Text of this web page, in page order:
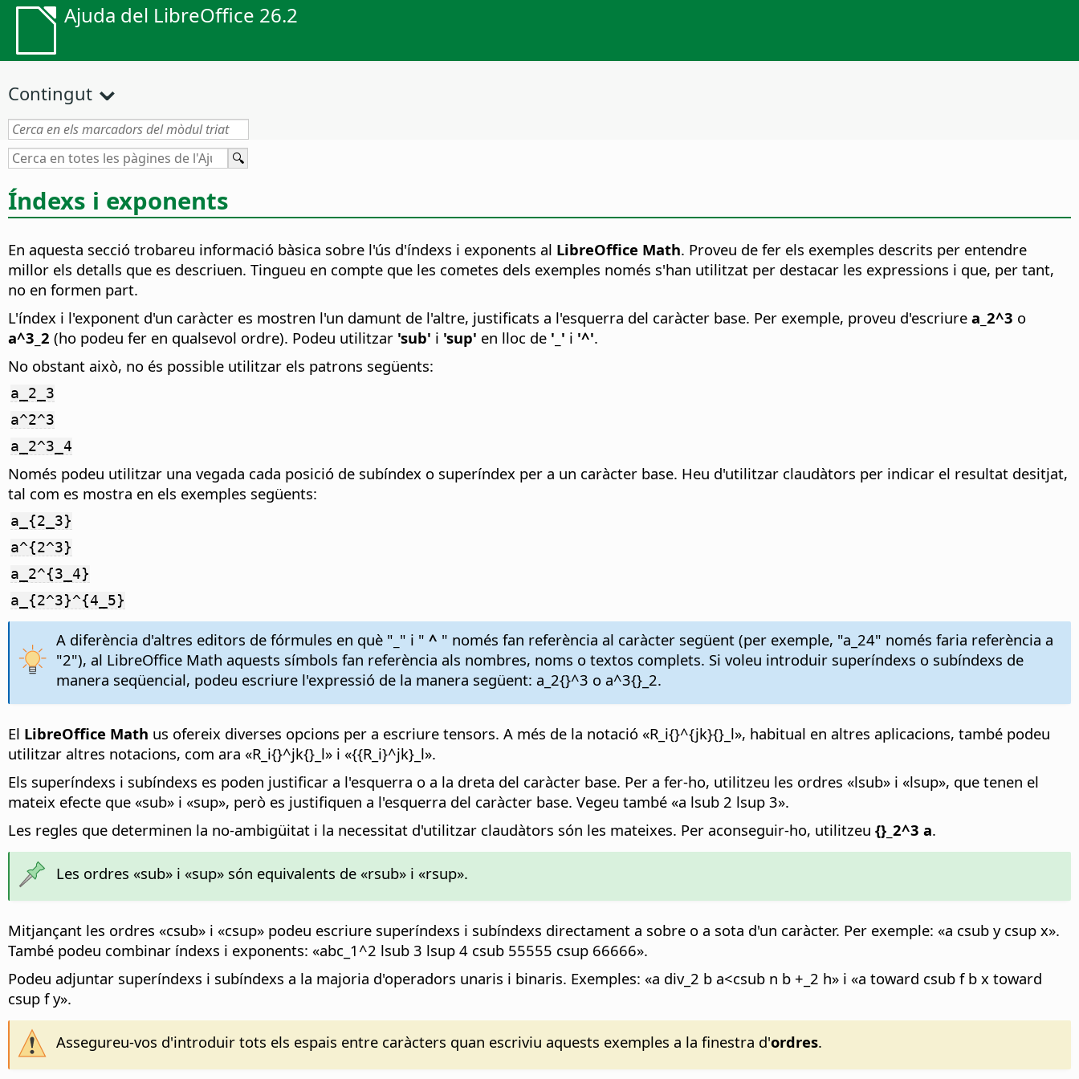
Ajuda del LibreOffice 26.2
Contingut
Índexs i exponents
En aquesta secció trobareu informació bàsica sobre l'ús d'índexs i exponents al LibreOffice Math. Proveu de fer els exemples descrits per entendre
millor els detalls que es descriuen. Tingueu en compte que les cometes dels exemples només s'han utilitzat per destacar les expressions i que, per tant,
no en formen part.
L'índex i l'exponent d'un caràcter es mostren l'un damunt de l'altre, justificats a l'esquerra del caràcter base. Per exemple, proveu d'escriure a_2^3 o
a^3_2 (ho podeu fer en qualsevol ordre). Podeu utilitzar 'sub' i 'sup' en lloc de '_' i '^'.
No obstant això, no és possible utilitzar els patrons següents:
a_2_3
a^2^3
a_2^3_4
Només podeu utilitzar una vegada cada posició de subíndex o superíndex per a un caràcter base. Heu d'utilitzar claudàtors per indicar el resultat desitjat,
tal com es mostra en els exemples següents:
a_{2_3}
a^{2^3}
a_2^{3_4}
a_{2^3}^{4_5}
A diferència d'altres editors de fórmules en què " " i " ^ " només fan referència al caràcter següent (per exemple, "a_24" només faria referència a
"2"), al LibreOffice Math aquests símbols fan referència als nombres, noms o textos complets. Si voleu introduir superíndexs o subíndexs de
manera seqüencial, podeu escriure l'expressió de la manera següent: a_2{}^3 o a^3{}_2.
El LibreOffice Math us ofereix diverses opcions per a escriure tensors. A més de la notació «R_i{}^{jk}{}_l», habitual en altres aplicacions, també podeu
utilitzar altres notacions, com ara «R_i{}^jk{}_l» i «{{R_i}^jk}_l».
Els superíndexs i subíndexs es poden justificar a l'esquerra o a la dreta del caràcter base. Per a fer-ho, utilitzeu les ordres «lsub» i «lsup», que tenen el
mateix efecte que «sub» i «sup», però es justifiquen a l'esquerra del caràcter base. Vegeu també «a lsub 2 lsup 3».
Les regles que determinen la no-ambigüitat i la necessitat d'utilitzar claudàtors són les mateixes. Per aconseguir-ho, utilitzeu {}_2^3 a.
Les ordres «sub» i «sup» són equivalents de «rsub» i «rsup».
Mitjançant les ordres «csub» i «csup» podeu escriure superíndexs i subíndexs directament a sobre o a sota d'un caràcter. Per exemple: «a csub y csup x».
També podeu combinar índexs i exponents: «abc_1^2 lsub 3 lsup 4 csub 55555 csup 66666».
Podeu adjuntar superíndexs i subíndexs a la majoria d'operadors unaris i binaris. Exemples: «a div_2 b a<csub n b +_2 h» i «a toward csub f b x toward
csup f y».
Assegureu-vos d'introduir tots els espais entre caràcters quan escriviu aquests exemples a la finestra d'ordres.